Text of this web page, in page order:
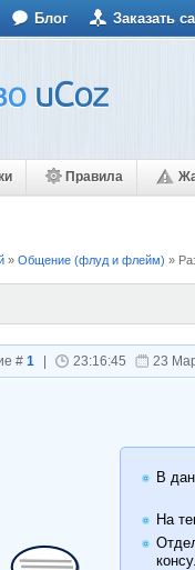
Блог Заказать
Правила
» Общение (флуд и флейм) »
# 1 23:16:45 23
В
На